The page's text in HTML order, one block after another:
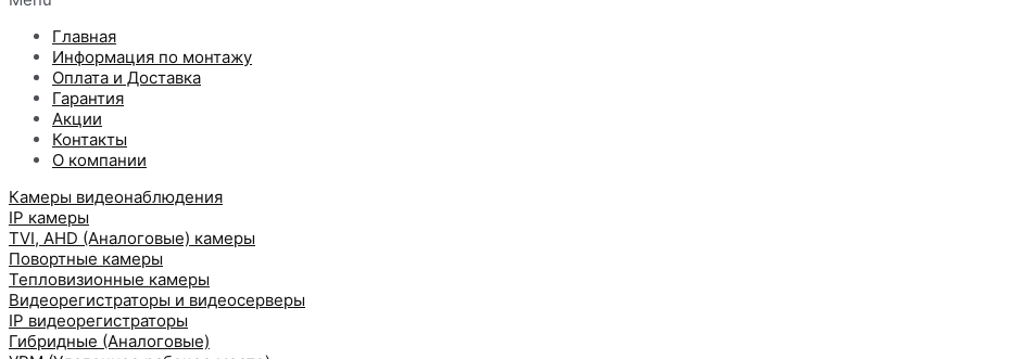
Главная
Информация по монтажу
Оплата и Доставка
Гарантия
Акции
Контакты
О компании
Камеры видеонаблюдения
IP камеры
TVI, AHD (Аналоговые) камеры
Повортные камеры
Тепловизионные камеры
Видеорегистраторы и видеосерверы
IP видеорегистраторы
Гибридные (Аналоговые)